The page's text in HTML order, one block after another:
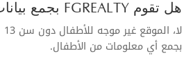
هل تقوم FGREALTY بجمع بيانات من الأطفال؟
بجمع أي معلومات من الأطفال.